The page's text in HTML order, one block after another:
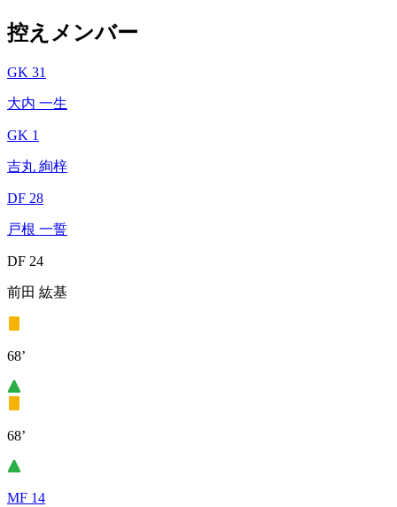
控えメンバー
GK 31
大内 一生
GK 1
吉丸 絢梓
DF 28
戸根 一誓
DF 24
前田 紘基
68’
68’
MF 14